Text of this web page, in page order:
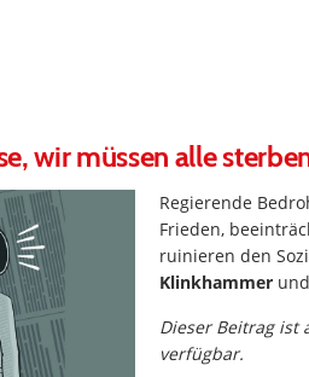
wir müssen alle
Regierende
Frieden,
ruinieren den
Klinkhammer und
Dieser Beitrag ist
verfügbar.